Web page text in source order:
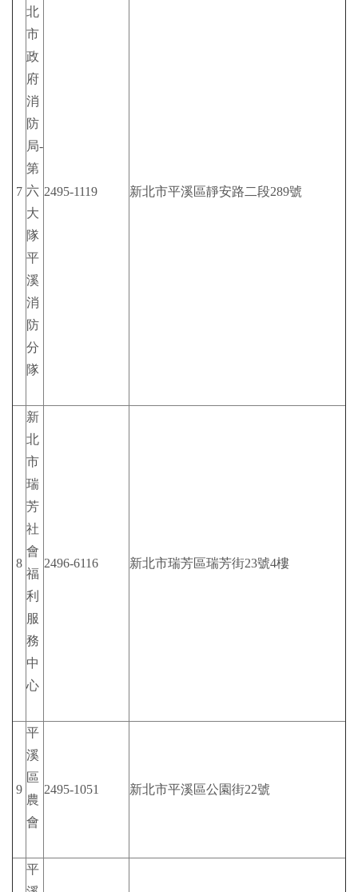
7
北
市
政
府
消
防
局-
第
六
大
隊
平
溪
消
防
分
隊
2495-1119 新北市平溪區靜安路二段289號
8
新
北
市
瑞
芳
社
會
福
利
服
務
中
心
2496-6116 新北市瑞芳區瑞芳街23號4樓
9
平
溪
區
農
會
2495-1051 新北市平溪區公園街22號
平